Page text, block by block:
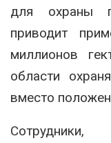
для охраны
приводит
миллионов
области
вместо